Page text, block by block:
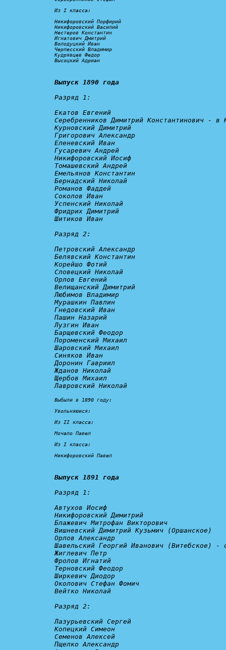
Из I класса:
Никифоровский Порфирий
Никифоровский Василий
Нестеров Константин
Игнатович Дмитрий
Володуцкий Иван
Черпесский Владимир
Кудрявцев Федор
Высоцкий Адриан
Выпуск 1890 года
Разряд 1:
Екатов Евгений
Серебренников Димитрий Константинович - в
Курновский Димитрий
Григорович Александр
Еленевский Иван
Гусаревич Андрей
Никифоровский Иосиф
Томашевский Андрей
Емельянов Константин
Бернадский Николай
Романов Фаддей
Соколов Иван
Успенский Николай
Фридрих Димитрий
Шитиков Иван
Разряд 2:
Петровский Александр
Белявский Константин
Корейшо Фотий
Словецкий Николай
Орлов Евгений
Велищанский Димитрий
Любимов Владимир
Мурашкин Павлин
Гнедовский Иван
Пашин Назарий
Лузгин Иван
Барщевский Феодор
Пороменский Михаил
Шаровский Михаил
Синяков Иван
Доронин Гавриил
Жданов Николай
Щербов Михаил
Лавровский Николай
Выбыли в 1890 году:
Увольняюися:
Из II класса:
Мочало Павел
Из I класса:
Никифоровский Павел
Выпуск 1891 года
Разряд 1:
Автухов Иосиф
Никифоровский Димитрий
Блажевич Митрофан Викторович
Вишневский Димитрий Кузьмич (Оршанское)
Орлов Александр
Шавельский Георгий Иванович (Витебское) -
Жиглевич Петр
Фролов Игнатий
Терновский Феодор
Ширкевич Диодор
Околович Стефан Фомич
Вейтко Николай
Разряд 2:
Лазурьевский Сергей
Копецкий Симеон
Семенов Алексей
Пщелко Александр